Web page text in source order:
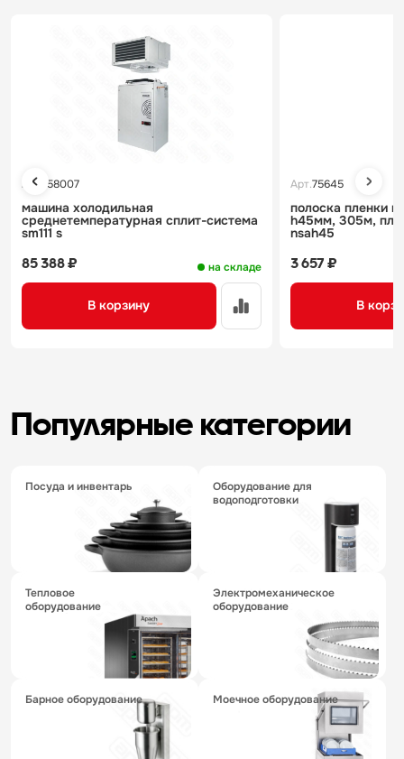
Арт. 158007
машина холодильная
среднетемпературная сплит-система
sm111 s
на складе
85 388 ₽
В корзину
Арт.75645
полоска пленки
h45мм, 305м,
nsah45
3 657 ₽
В
Популярные категории
посуда и инвентарь
оборудование для
водоподготовки
тепловое
оборудование
электромеханическое
оборудование
барное оборудование моечное оборудование